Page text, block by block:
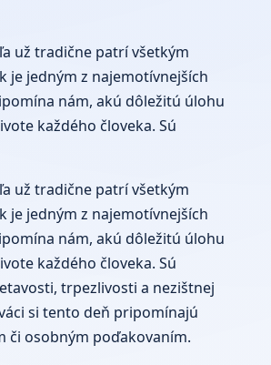
už tradične patrí všetkým
je jedným z najemotívnejších
nám, akú dôležitú úlohu
každého človeka. Sú
už tradične patrí všetkým
je jedným z najemotívnejších
nám, akú dôležitú úlohu
každého človeka. Sú
trpezlivosti a nezištnej
si tento deň pripomínajú
či osobným poďakovaním.